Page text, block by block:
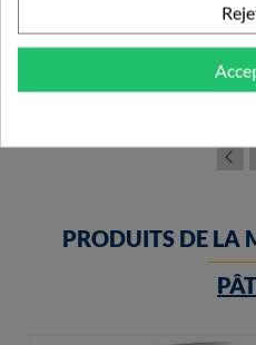
Croquettes Hill's
PRODUITS DE LA